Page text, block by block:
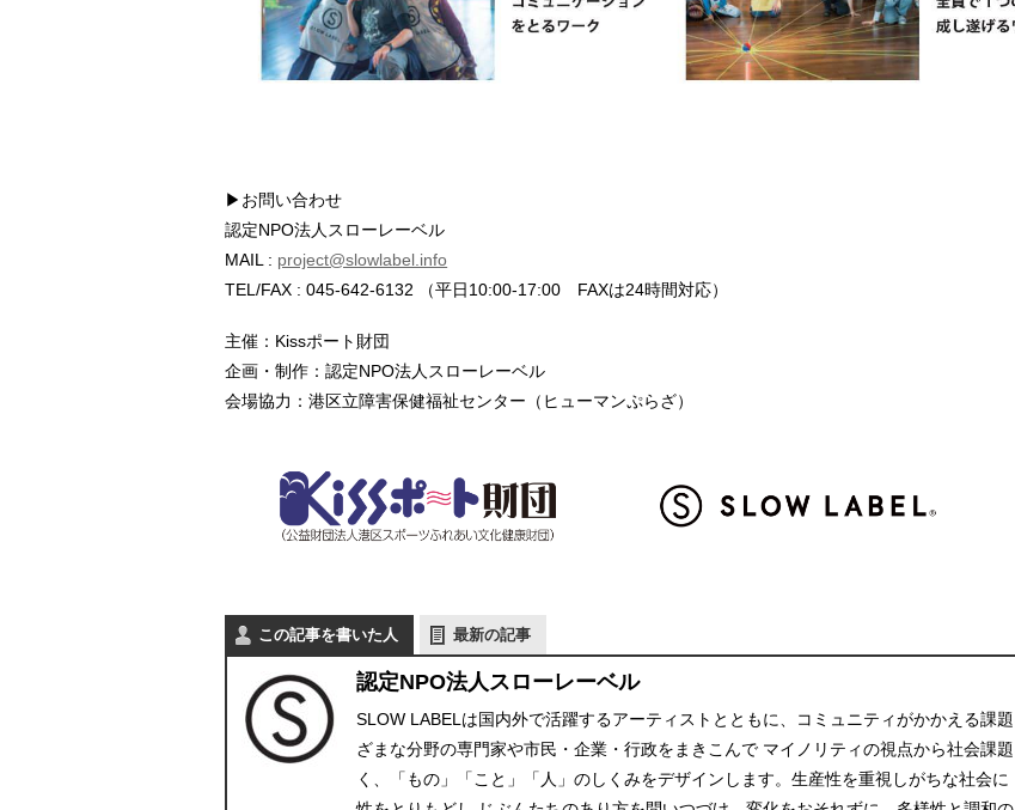
▶お問い合わせ
認定NPO法人スローレーベル
MAIL : project@slowlabel.info
TEL/FAX : 045-642-6132 （平日10:00-17:00 FAXは24時間対応）
主催：Kissポート財団
企画・制作：認定NPO法人スローレーベル
会場協力：港区立障害保健福祉センター（ヒューマンぷらざ）
この記事を書いた人 最新の記事
認定NPO法人スローレーベル
SLOW LABELは国内外で活躍するアーティストとともに、コミュニティがかかえる課
ざまな分野の専門家や市民・企業・行政をまきこんで マイノリティの視点から社会課
く、「もの」「こと」「人」のしくみをデザインします。生産性を重視しがちな社会